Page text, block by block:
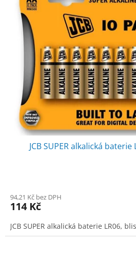
JCB SUPER alkalická
94,21 Kč bez DPH
114 Kč
JCB SUPER alkalická baterie LR06,